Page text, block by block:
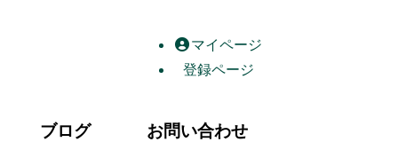
マイページ
登録ページ
鍼灸整骨院｜香川県高松市屋島西町2484-18
ブログ お問い合わせ